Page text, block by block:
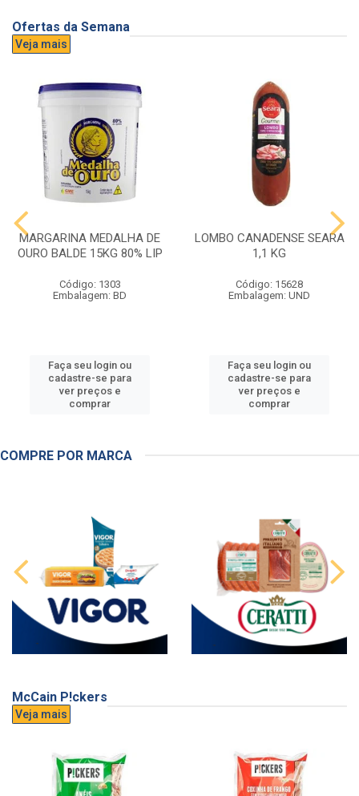
Ofertas da Semana
Veja mais
MARGARINA MEDALHA DE
OURO BALDE 15KG 80% LIP
Código: 1303
Embalagem: BD
Faça seu login ou
cadastre-se para
ver preços e
comprar
LOMBO CANADENSE SEARA
1,1 KG
Código: 15628
Embalagem: UND
Faça seu login ou
cadastre-se para
ver preços e
comprar
COMPRE POR MARCA
McCain P!ckers
Veja mais